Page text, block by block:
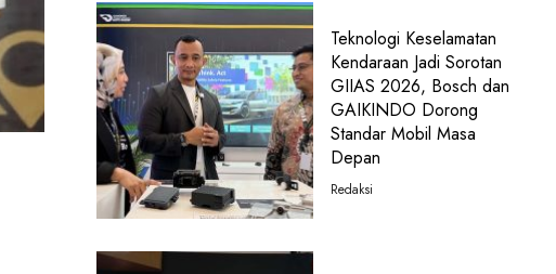
Teknologi Keselamatan
Kendaraan Jadi Sorotan
GIIAS 2026, Bosch dan
GAIKINDO Dorong
Standar Mobil Masa
Depan
Redaksi